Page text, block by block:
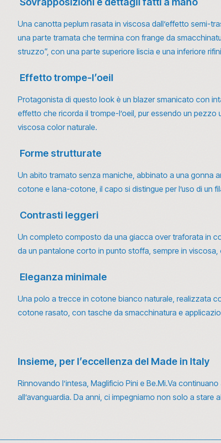
Una canotta peplum rasata in viscosa dall’effetto semi-
una parte tramata che termina con frange da
struzzo”, con una parte superiore liscia e una inferiore
Effetto trompe-l’oeil
Protagonista di questo look è un blazer smanicato con
effetto che ricorda il trompe-l’oeil, pur essendo un
viscosa color naturale.
Forme strutturate
Un abito tramato senza maniche, abbinato a una gonna
cotone e lana-cotone, il capo si distingue per l’uso di un
Contrasti leggeri
Un completo composto da una giacca over traforata in
da un pantalone corto in punto stoffa, sempre in
Eleganza minimale
Una polo a trecce in cotone bianco naturale, realizzata
cotone rasato, con tasche da smacchinatura e
Insieme, per l’eccellenza del Made in Italy
Rinnovando l’intesa, Maglificio Pini e Be.Mi.Va
all’avanguardia. Da anni, ci impegniamo non solo a